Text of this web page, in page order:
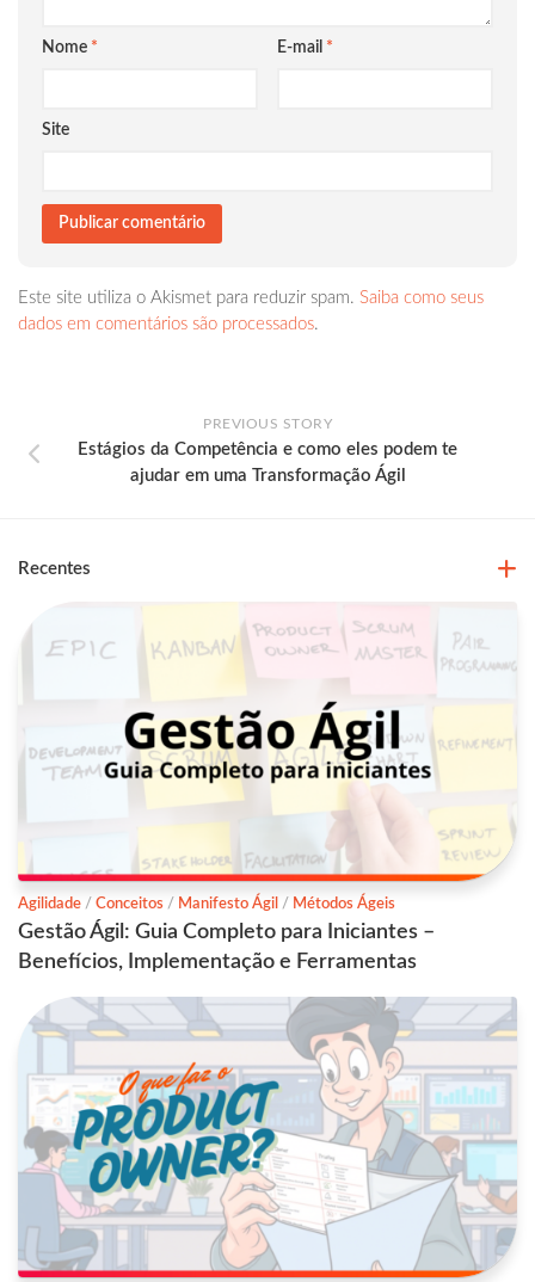
Nome * E-mail *
Site
Este site utiliza o Akismet para reduzir spam. Saiba como seus
dados em comentários são processados.
PREVIOUS STORY
Estágios da Competência e como eles podem te
ajudar em uma Transformação Ágil
Recentes
Agilidade / Conceitos / Manifesto Ágil / Métodos Ágeis
Gestão Ágil: Guia Completo para Iniciantes –
Benefícios, Implementação e Ferramentas